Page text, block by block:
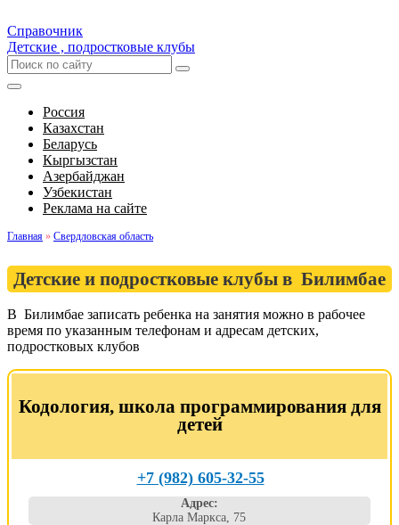
Справочник
Детские , подростковые клубы
Россия
Казахстан
Беларусь
Кыргызстан
Азербайджан
Узбекистан
Реклама на сайте
Главная » Свердловская область
Детские и подростковые клубы в Билимбае
В Билимбае записать ребенка на занятия можно в рабочее
время по указанным телефонам и адресам детских,
подростковых клубов
Кодология, школа программирования для
детей
+7 (982) 605-32-55
Адрес:
Карла Маркса, 75